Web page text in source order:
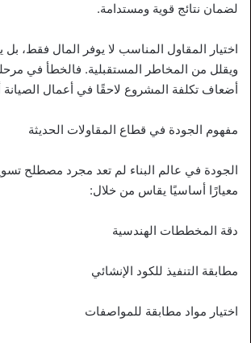
لضمان نتائج قوية ومستدامة.
اختيار المقاول المناسب لا يوفر المال فقط، بل
ويقلل من المخاطر المستقبلية. فالخطأ في
أضعاف تكلفة المشروع لاحقًا في أعمال الصيانة
مفهوم الجودة في قطاع المقاولات الحديثة
الجودة في عالم البناء لم تعد مجرد مصطلح
معيارًا أساسيًا يقاس من خلال:
دقة المخططات الهندسية
مطابقة التنفيذ للكود الإنشائي
اختيار مواد مطابقة للمواصفات